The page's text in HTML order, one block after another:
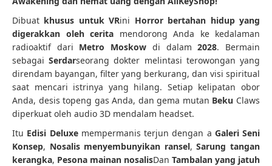
Dibuat khusus untuk VRini Horror bertahan hidup yang
digerakkan oleh cerita mendorong Anda ke kedalaman
radioaktif dari Metro Moskow di dalam2028. Bermain
sebagaiSerdarseorang dokter melintasi terowongan yang
direndam bayangan, filter yang berkurang, dan visi spiritual
saat mencari istrinya yang hilang. Setiap kelipatan obor
Anda, desis topeng gas Anda, dan gema mutan Beku Claws
diperkuat oleh audio 3D mendalam headset.
Itu Edisi Deluxemempermanis terjun dengan a Galeri Seni
Konsep, Nosalis menyembunyikan ransel,Sarung tangan
kerangka, Pesona mainan nosalisDan Tambalan yang jatuh